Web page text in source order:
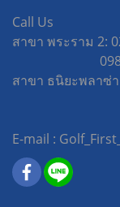
Call Us
สาขา พระราม 2:
สาขา ธนิยะพลาซ่
E-mail :